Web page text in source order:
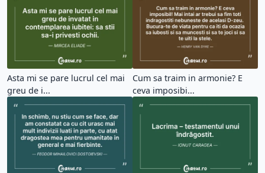
Asta mi se pare lucrul cel mai
greu de i...
Cum sa traim in armonie? E
ceva imposibi...